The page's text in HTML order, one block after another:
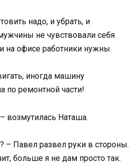
надо, и убрать, и
не чувствовали себя
на офисе работники нужны.
иногда машину
по ремонтной части!
возмутилась Наташа.
– Павел развел руки в стороны.
больше я не дам просто так.